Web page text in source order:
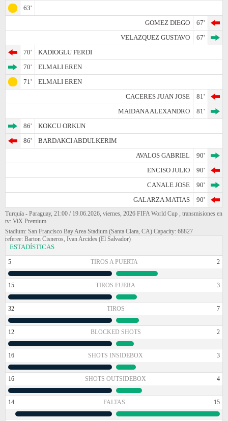
63'
GOMEZ DIEGO
67'
VELAZQUEZ GUSTAVO
67'
70'
KADIOGLU FERDI
70'
ELMALI EREN
71'
ELMALI EREN
CACERES JUAN JOSE
81'
MAIDANA ALEXANDRO
81'
86'
KOKCU ORKUN
86'
BARDAKCI ABDULKERIM
AVALOS GABRIEL
90'
ENCISO JULIO
90'
CANALE JOSE
90'
GALARZA MATIAS
90'
Turquía - Paraguay, 21:00 / 19.06.2026, viernes, 2026 FIFA World Cup , transmisiones en
tv: ViX Premium
Stadium: San Francisco Bay Area Stadium (Santa Clara, CA) Capacity: 68827
referee: Barton Cisneros, Ivan Arcides (El Salvador)
ESTADÍSTICAS
5 TIROS A PUERTA 2
15 TIROS FUERA 3
32 TIROS 7
12 BLOCKED SHOTS 2
16 SHOTS INSIDEBOX 3
16 SHOTS OUTSIDEBOX 4
14 FALTAS 15